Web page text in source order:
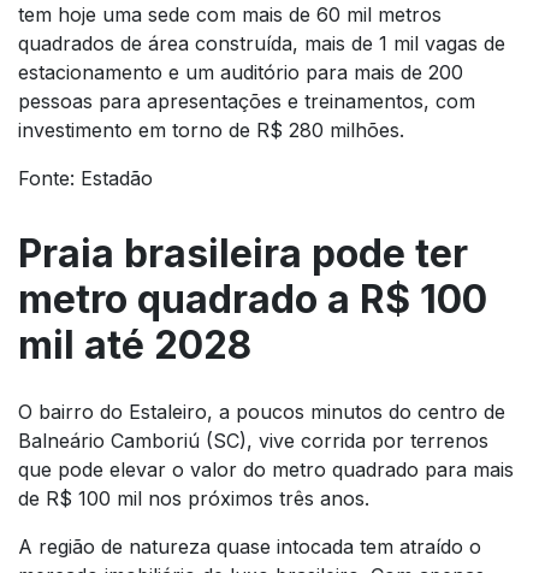
tem hoje uma sede com mais de 60 mil metros
quadrados de área construída, mais de 1 mil vagas de
estacionamento e um auditório para mais de 200
pessoas para apresentações e treinamentos, com
investimento em torno de R$ 280 milhões.
Fonte: Estadão
Praia brasileira pode ter
metro quadrado a R$ 100
mil até 2028
O bairro do Estaleiro, a poucos minutos do centro de
Balneário Camboriú (SC), vive corrida por terrenos
que pode elevar o valor do metro quadrado para mais
de R$ 100 mil nos próximos três anos.
A região de natureza quase intocada tem atraído o